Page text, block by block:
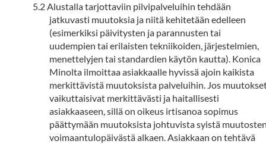
Alustalla tarjottaviin pilvipalveluihin tehdään
jatkuvasti muutoksia ja niitä kehitetään edelleen
(esimerkiksi päivitysten ja parannusten tai
uudempien tai erilaisten tekniikoiden, järjestelmien,
menettelyjen tai standardien käytön kautta). Konica
Minolta ilmoittaa asiakkaalle hyvissä ajoin kaikista
merkittävistä muutoksista palveluihin. Jos
vaikuttaisivat merkittävästi ja haitallisesti
asiakkaaseen, sillä on oikeus irtisanoa sopimus
päättymään muutoksista johtuvista syistä
voimaantulopäivästä alkaen. Asiakkaan on tehtävä